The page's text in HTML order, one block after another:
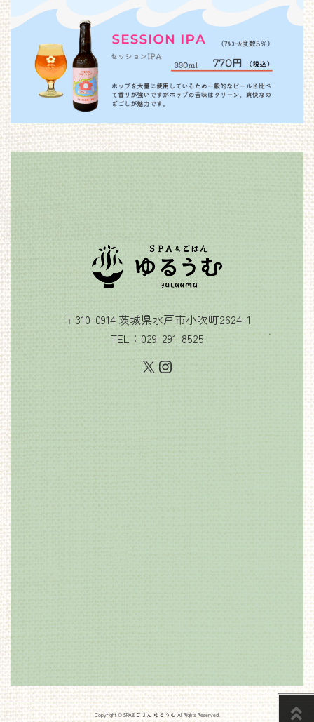
〒310-0914 茨城県水戸市小吹町2624-1
TEL：029-291-8525
X Instagram
Copyright © SPA&ごはん ゆるうむ All Rights Reserved.
PAGE